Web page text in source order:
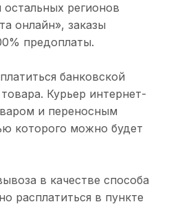
регионов
онлайн», заказы
предоплаты.
банковской
Курьер интернет-
и переносным
которого можно будет
в качестве способа
расплатиться в пункте